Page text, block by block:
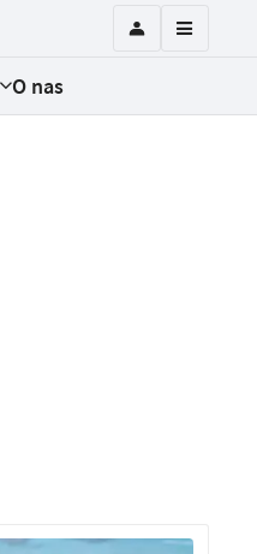
O nas